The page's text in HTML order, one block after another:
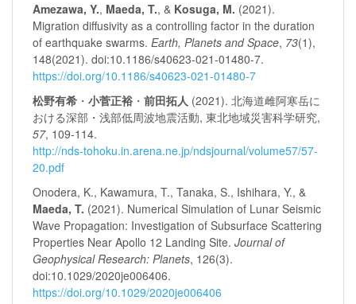
Amezawa, Y., Maeda, T., & Kosuga, M. (2021).
Migration diffusivity as a controlling factor in the duration
of earthquake swarms. Earth, Planets and Space, 73(1),
148(2021). doi:10.1186/s40623-021-01480-7.
https://doi.org/10.1186/s40623-021-01480-7
松野有希 ・ 小菅正裕 ・ 前田拓人 (2021). 北海道雌阿寒岳に
おける深部・浅部低周波地震活動, 東北地域災害科学研究,
57, 109-114.
http://nds-tohoku.in.arena.ne.jp/ndsjournal/volume57/57-
20.pdf
Onodera, K., Kawamura, T., Tanaka, S., Ishihara, Y., &
Maeda, T. (2021). Numerical Simulation of Lunar Seismic
Wave Propagation: Investigation of Subsurface Scattering
Properties Near Apollo 12 Landing Site. Journal of
Geophysical Research: Planets, 126(3).
doi:10.1029/2020je006406.
https://doi.org/10.1029/2020je006406